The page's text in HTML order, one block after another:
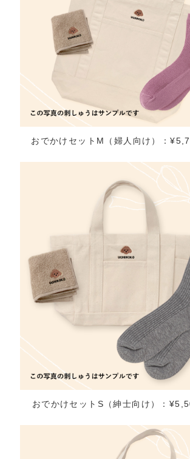
おでかけセットM（婦人向け）：
おでかけセットS（紳士向け）：